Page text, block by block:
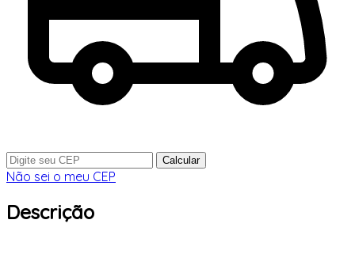
Calcular
Não sei o meu CEP
Descrição